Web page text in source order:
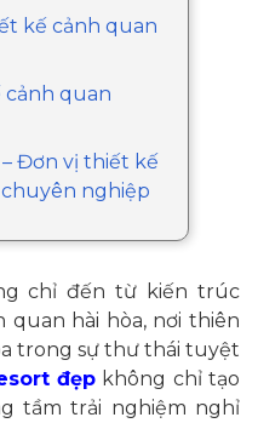
kế cảnh quan
cảnh quan
– Đơn vị thiết kế
nghiệp
chỉ đến từ kiến trúc
hài hòa, nơi thiên
trong sự thư thái tuyệt
đẹp không chỉ tạo
tầm trải nghiệm nghỉ